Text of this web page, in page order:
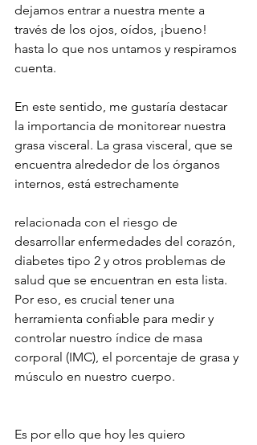
dejamos entrar a nuestra mente a
través de los ojos, oídos, ¡bueno!
hasta lo que nos untamos y respiramos
cuenta.
En este sentido, me gustaría destacar
la importancia de monitorear nuestra
grasa visceral. La grasa visceral, que se
encuentra alrededor de los órganos
internos, está estrechamente
relacionada con el riesgo de
desarrollar enfermedades del corazón,
diabetes tipo 2 y otros problemas de
salud que se encuentran en esta lista.
Por eso, es crucial tener una
herramienta confiable para medir y
controlar nuestro índice de masa
corporal (IMC), el porcentaje de grasa y
músculo en nuestro cuerpo.
Es por ello que hoy les quiero